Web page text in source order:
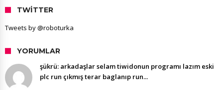
TWITTER
Tweets by @roboturka
YORUMLAR
şükrü: arkadaşlar selam tiwidonun programı lazım eski
plc run çıkmış terar baglanıp run...